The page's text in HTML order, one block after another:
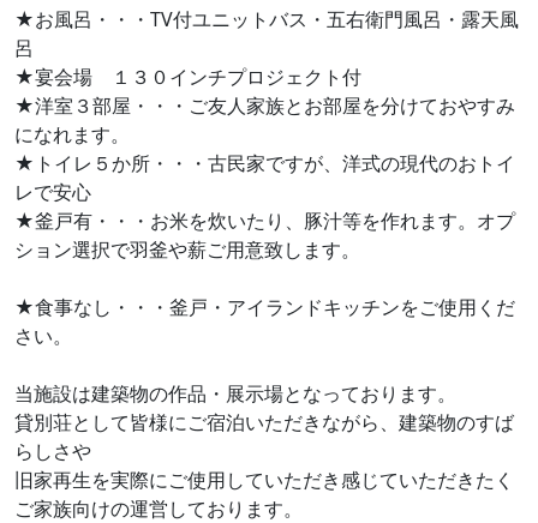
★お風呂・・・TV付ユニットバス・五右衛門風呂・露天風
呂
★宴会場 １３０インチプロジェクト付
★洋室３部屋・・・ご友人家族とお部屋を分けておやすみ
になれます。
★トイレ５か所・・・古民家ですが、洋式の現代のおトイ
レで安心
★釜戸有・・・お米を炊いたり、豚汁等を作れます。オプ
ション選択で羽釜や薪ご用意致します。
★食事なし・・・釜戸・アイランドキッチンをご使用くだ
さい。
当施設は建築物の作品・展示場となっております。
貸別荘として皆様にご宿泊いただきながら、建築物のすば
らしさや
旧家再生を実際にご使用していただき感じていただきたく
ご家族向けの運営しております。